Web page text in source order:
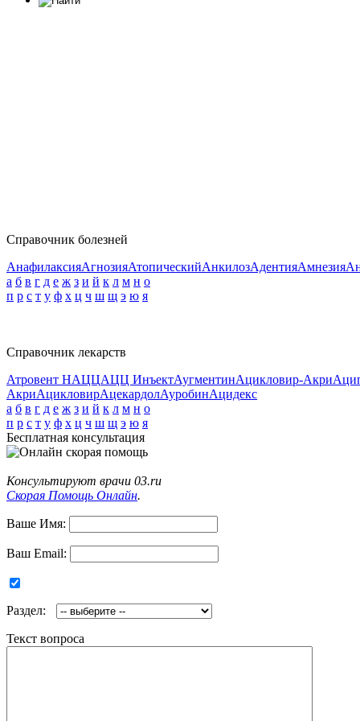
Справочник болезней
АнафилаксияАгнозияАтопическийАнкилозАдентияАмнезия
а б в г д е ж з и й к л м н о
п р с т у ф х ц ч ш щ э ю я
Справочник лекарств
Атровент НАЦЦАЦЦ ИнъектАугментинАцикловир-Акри
АкриАцикловирАцекардолАуробинАцидекс
а б в г д е ж з и й к л м н о
п р с т у ф х ц ч ш щ э ю я
Бесплатная консультация
Консультируют врачи 03.ru
Скорая Помощь Онлайн.
Ваше Имя:
Ваш Email:
Раздел:
Текст вопроса